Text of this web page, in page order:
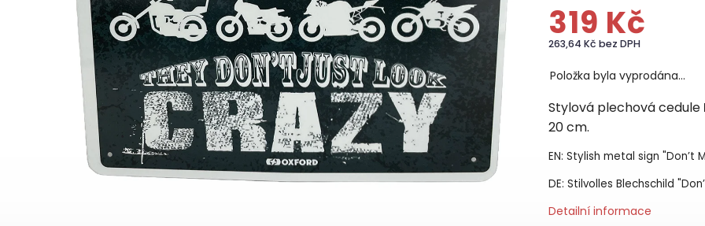
319 Kč
263,64 Kč bez DPH
Položka byla vyprodána…
Stylová plechová cedule
20 cm.
EN: Stylish metal sign "Don’t
DE: Stilvolles Blechschild
Detailní informace